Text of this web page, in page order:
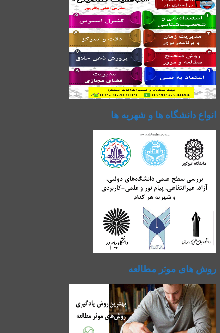
انواع دانشگاه ها و شهریه ها
روش های موثر مطالعه